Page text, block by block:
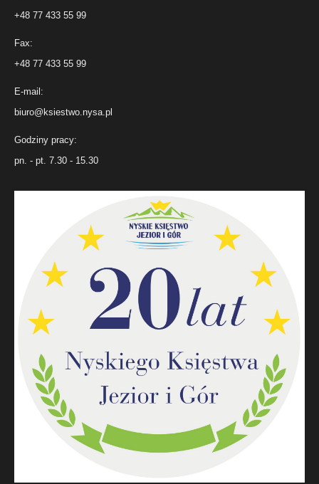
+48 77 433 55 99
Fax:
+48 77 433 55 99
E-mail:
biuro@ksiestwo.nysa.pl
Godziny pracy:
pn. - pt. 7.30 - 15.30